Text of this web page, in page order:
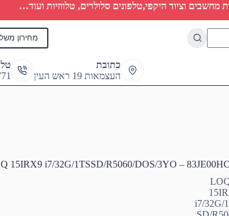
וציוד היקפי,טלפונים סלולרים, טלווזיות ועוד…
מחירון
כתובת
העצמאות 19 ראש העין
15IRX9 i7/32G/1TSSD/R5060/DOS/3YO –